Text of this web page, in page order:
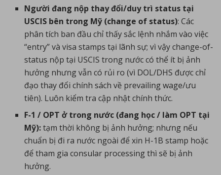
Người đang nộp thay đổi/duy trì status tại
USCIS bên trong Mỹ (change of status): Các
phân tích ban đầu chỉ thấy sắc lệnh nhắm vào việc
“entry” và visa stamps tại lãnh sự; vì vậy change-of-
status nộp tại USCIS trong nước có thể ít bị ảnh
hưởng nhưng vẫn có rủi ro (vì DOL/DHS được chỉ
đạo thay đổi chính sách về prevailing wage/ưu
tiên). Luôn kiểm tra cập nhật chính thức.
F-1 / OPT ở trong nước (đang học / làm OPT tại
Mỹ):tạm thời không bị ảnh hưởng; nhưng nếu
chuẩn bị đi ra nước ngoài để xin H-1B stamp hoặc
để tham gia consular processing thì sẽ bị ảnh
hưởng.